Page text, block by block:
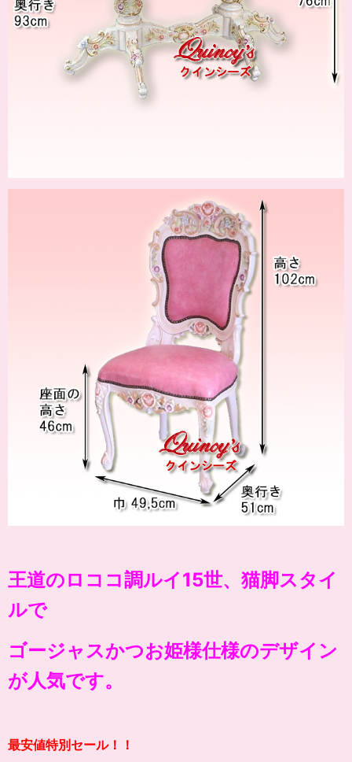
王道のロココ調ルイ15世、猫脚スタイ
ルで
ゴージャスかつお姫様仕様のデザイン
が人気です。
最安値特別セール！！